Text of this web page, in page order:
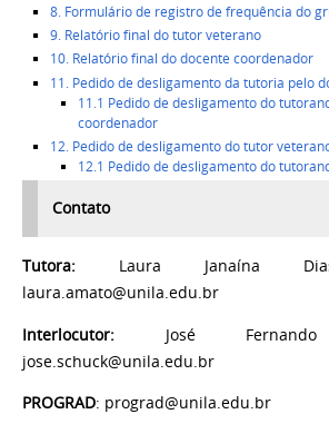
8. Formulário de registro de frequência do
9. Relatório final do tutor veterano
10. Relatório final do docente coordenador
11. Pedido de desligamento da tutoria pelo
11.1 Pedido de desligamento do
coordenador
12. Pedido de desligamento do tutor
12.1 Pedido de desligamento do
Contato
Tutora: Laura Janaína
laura.amato@unila.edu.br
Interlocutor: José
jose.schuck@unila.edu.br
PROGRAD: prograd@unila.edu.br